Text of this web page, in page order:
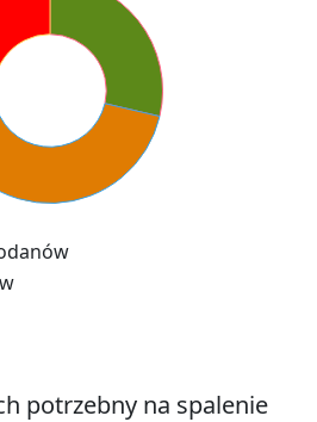
potrzebny na spalenie